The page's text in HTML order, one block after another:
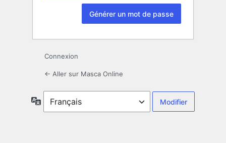
Connexion
← Aller sur Masca Online
Langue